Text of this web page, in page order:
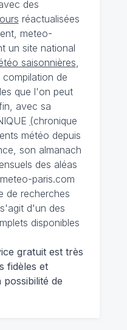
des
réactualisées
meteo-
un site national
saisonnières,
de
que l'on peut
avec sa
(chronique
météo depuis
son almanach
des aléas
paris.com
de recherches
d'un des
disponibles
gratuit est très
fidèles et
de